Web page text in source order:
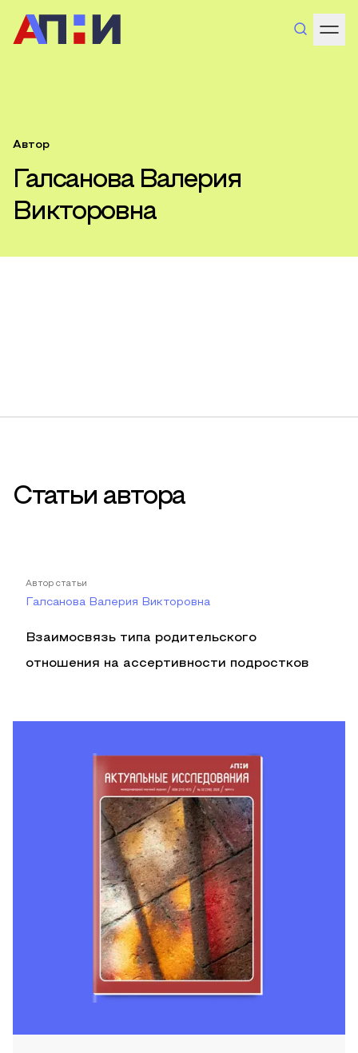
Автор
Галсанова Валерия
Викторовна
Статьи автора
Автор статьи
Галсанова Валерия Викторовна
Взаимосвязь типа родительского
отношения на ассертивности подростков